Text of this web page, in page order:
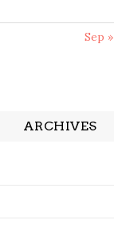
Sep »
ARCHIVES